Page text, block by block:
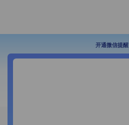
开通微信提醒